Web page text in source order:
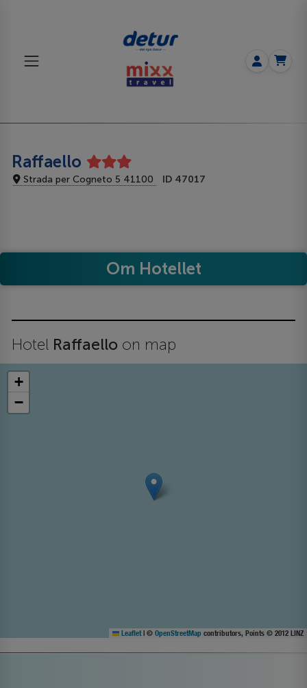
Raffaello
Strada per Cogneto 5 41100 ID 47017
Om Hotellet
Hotel Raffaello on map
+
−
Leaflet | © OpenStreetMap contributors, Points © 2012 LINZ